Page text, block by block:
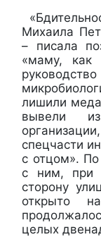
Михаила
– писала
«маму, как
лишили
вывели из
спецчасти
с отцом».
с ним, при
сторону
открыто
целых